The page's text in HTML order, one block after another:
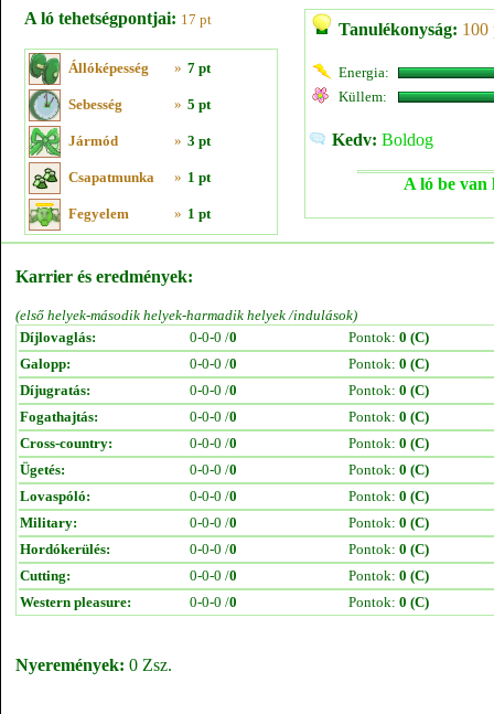
A ló tehetségpontjai: 17 pt
Állóképesség » 7 pt
Sebesség » 5 pt
Jármód » 3 pt
Csapatmunka » 1 pt
Fegyelem » 1 pt
Tanulékonyság: 100
Energia:
Küllem:
Kedv: Boldog
A ló be van
Karrier és eredmények:
(első helyek-második helyek-harmadik helyek /indulások)
Díjlovaglás:
0-0-0 /0 Pontok: 0 (C)
Galopp:
0-0-0 /0 Pontok: 0 (C)
Díjugratás:
0-0-0 /0 Pontok: 0 (C)
Fogathajtás:
0-0-0 /0 Pontok: 0 (C)
Cross-country:
0-0-0 /0 Pontok: 0 (C)
Ügetés:
0-0-0 /0 Pontok: 0 (C)
Lovaspóló:
0-0-0 /0 Pontok: 0 (C)
Military:
0-0-0 /0 Pontok: 0 (C)
Hordókerülés:
0-0-0 /0 Pontok: 0 (C)
Cutting:
0-0-0 /0 Pontok: 0 (C)
Western pleasure:
0-0-0 /0 Pontok: 0 (C)
Nyeremények: 0 Zsz.